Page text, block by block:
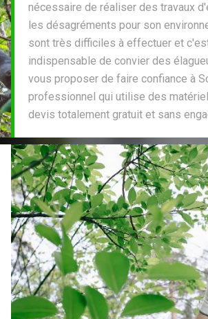
nécessaire de réaliser des travaux
les désagréments pour son
sont très difficiles à effectuer et
indispensable de convier des
vous proposer de faire confiance à
professionnel qui utilise des
devis totalement gratuit et sans